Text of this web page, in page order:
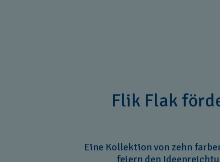
Flik Flak
Eine Kollektion von zehn
feiern den